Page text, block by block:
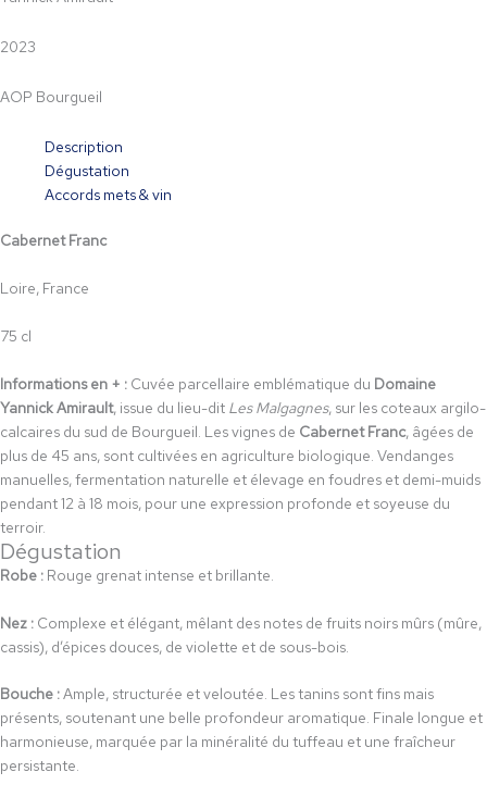
2023
AOP Bourgueil
Description
Dégustation
Accords mets & vin
Cabernet Franc
Loire, France
75 cl
Informations en + : Cuvée parcellaire emblématique du Domaine
Yannick Amirault, issue du lieu-dit Les Malgagnes, sur les coteaux argilo-
calcaires du sud de Bourgueil. Les vignes de Cabernet Franc, âgées de
plus de 45 ans, sont cultivées en agriculture biologique. Vendanges
manuelles, fermentation naturelle et élevage en foudres et demi-muids
pendant 12 à 18 mois, pour une expression profonde et soyeuse du
terroir.
Dégustation
Robe : Rouge grenat intense et brillante.
Nez : Complexe et élégant, mêlant des notes de fruits noirs mûrs (mûre,
cassis), d’épices douces, de violette et de sous-bois.
Bouche :Ample, structurée et veloutée. Les tanins sont fins mais
présents, soutenant une belle profondeur aromatique. Finale longue et
harmonieuse, marquée par la minéralité du tuffeau et une fraîcheur
persistante.